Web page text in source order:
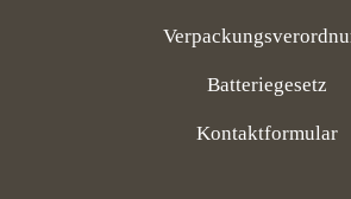
Batteriegesetz
Kontaktformular